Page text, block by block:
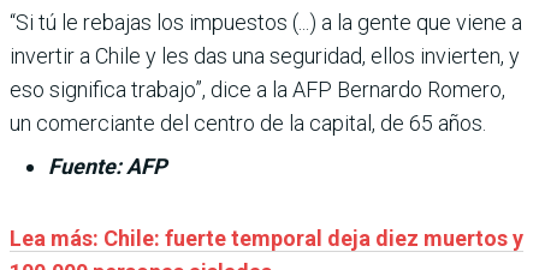
“Si tú le rebajas los impuestos (...) a la gente que viene a
invertir a Chile y les das una seguridad, ellos invierten, y
eso significa trabajo”, dice a la AFP Bernardo Romero,
un comerciante del centro de la capital, de 65 años.
Fuente: AFP
Lea más: Chile: fuerte temporal deja diez muertos y